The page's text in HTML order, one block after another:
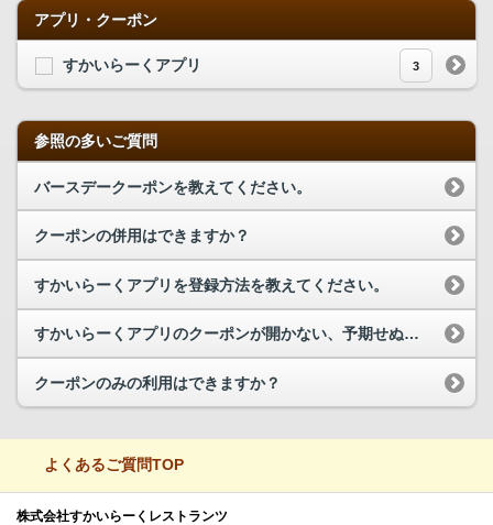
アプリ・クーポン
すかいらーくアプリ 3
参照の多いご質問
バースデークーポンを教えてください。
クーポンの併用はできますか？
すかいらーくアプリを登録方法を教えてください。
すかいらーくアプリのクーポンが開かない、予期せぬエラーが発生する場合、どうしたらよいですか？
クーポンのみの利用はできますか？
よくあるご質問TOP